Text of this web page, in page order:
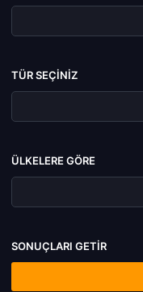
TÜR SEÇINIZ
ÜLKELERE GÖRE
SONUÇLARI GETIR